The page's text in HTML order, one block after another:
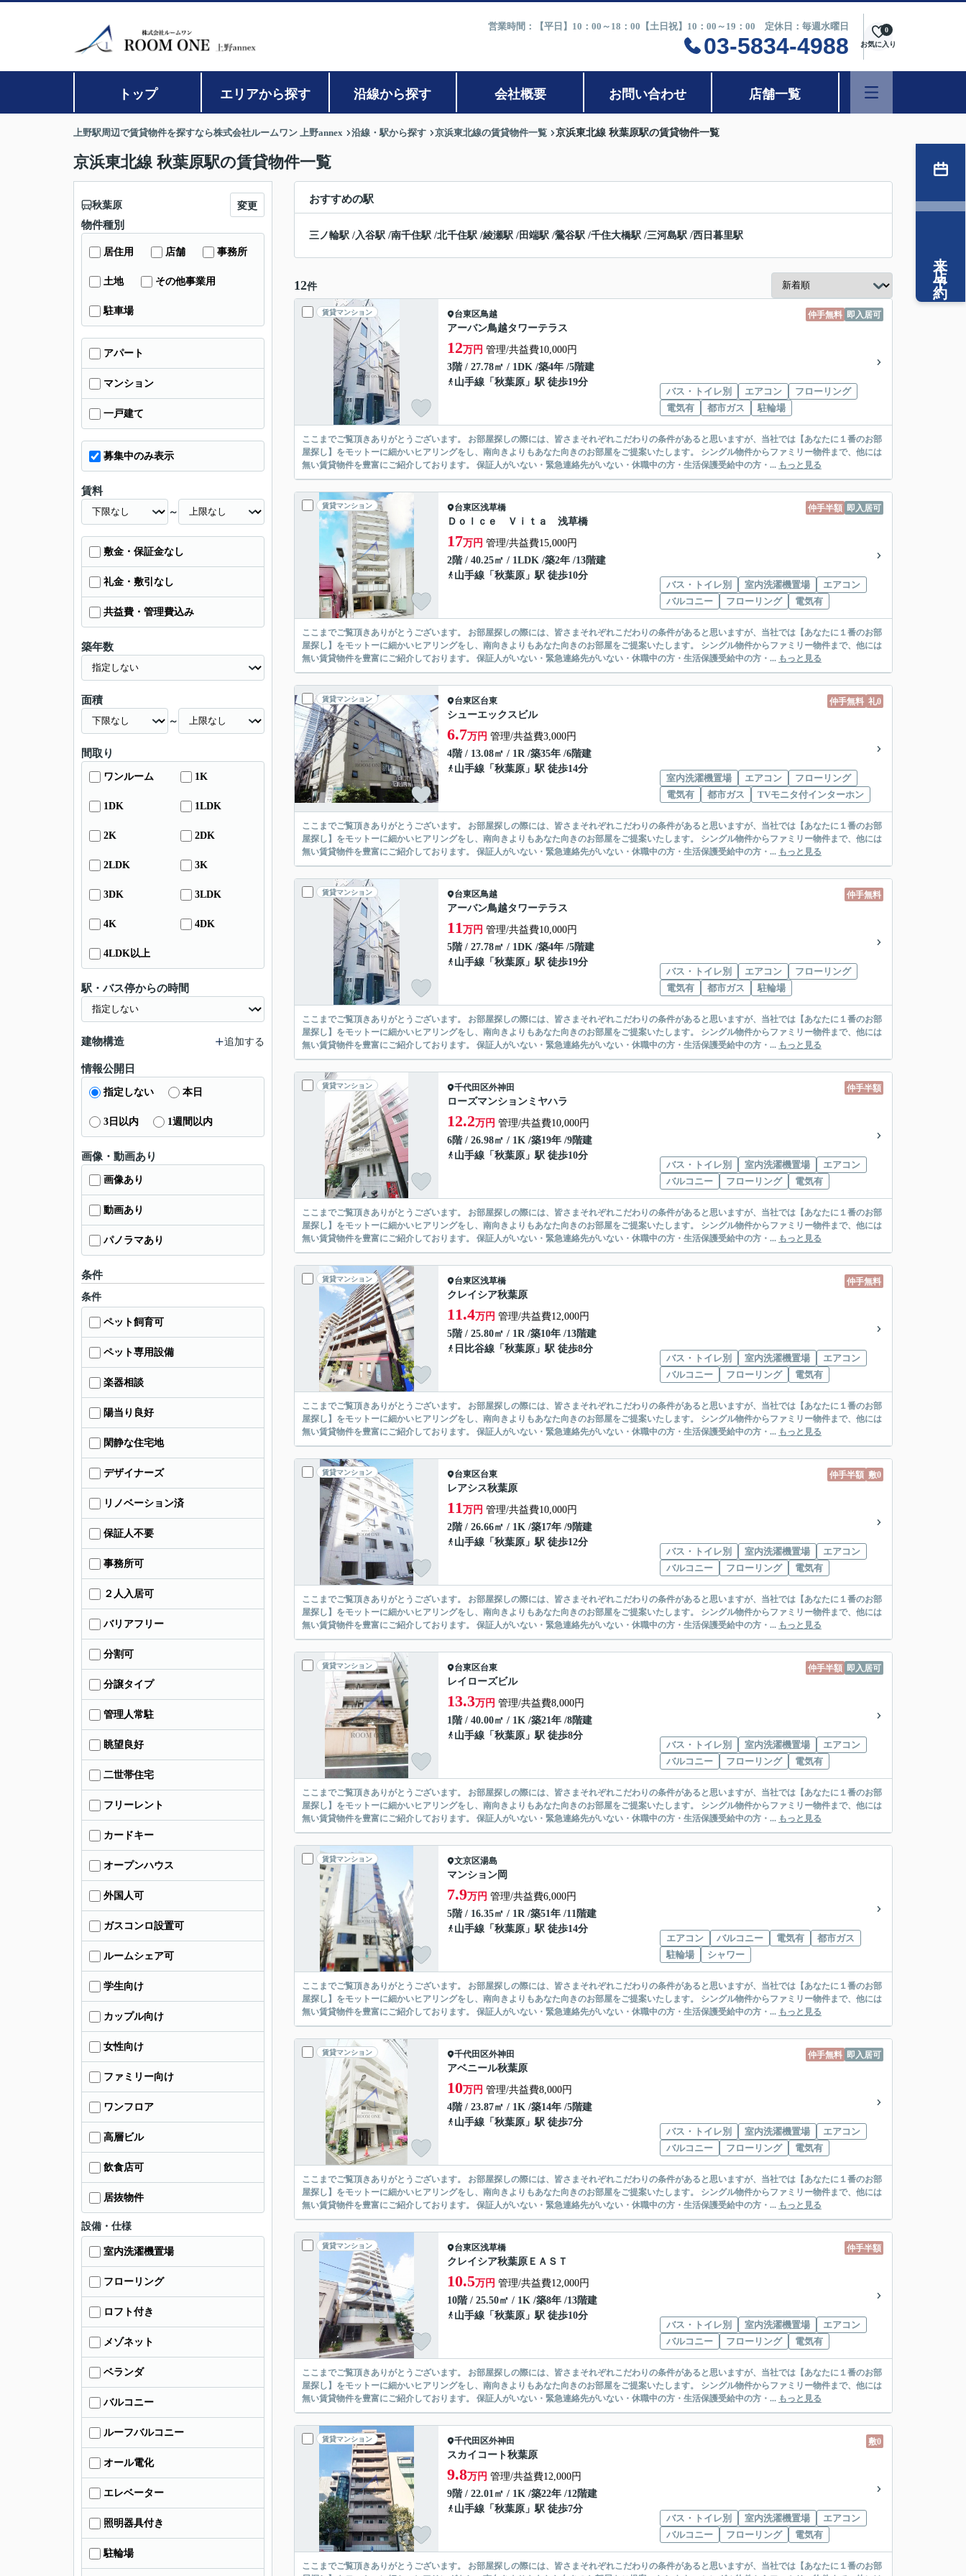
営業時間：【平日】10：00～18：00【土日祝】10：00～19：00 定休日：毎週水曜日
03-5834-4988 お気に入り
0
トップ エリアから探す 沿線から探す 会社概要 お問い合わせ 店舗一覧
上野駅周辺で賃貸物件を探すなら株式会社ルームワン 上野annex 沿線・駅から探す 京浜東北線の賃貸物件一覧 京浜東北線 秋葉原駅の賃貸物件一覧
京浜東北線 秋葉原駅の賃貸物件一覧
おすすめの駅
三ノ輪駅 /入谷駅 /南千住駅 /北千住駅 /綾瀬駅 /田端駅 /鶯谷駅 /千住大橋駅 /三河島駅 /西日暮里駅
12件
賃貸マンション 仲手無料 即入居可
台東区鳥越
アーバン鳥越タワーテラス
12万円 管理/共益費10,000円
3階 / 27.78㎡ / 1DK /築4年 /5階建
山手線 「 秋葉原 」駅 徒歩19分
バス・トイレ別
エアコン
フローリング
電気有
都市ガス 駐輪場
ここまでご覧頂きありがとうございます。 お部屋探しの際には、皆さまそれぞれこだわりの条件があると思いますが、当社では【あなたに１番のお部
屋探し】をモットーに細かいヒアリングをし、南向きよりもあなた向きのお部屋をご提案いたします。 シングル物件からファミリー物件まで、他には
無い賃貸物件を豊富にご紹介しております。 保証人がいない・緊急連絡先がいない・休職中の方・生活保護受給中の方・... もっと見る
賃貸マンション 仲手半額 即入居可
台東区浅草橋
Ｄｏｌｃｅ Ｖｉｔａ 浅草橋
17万円 管理/共益費15,000円
2階 / 40.25㎡ / 1LDK /築2年 /13階建
山手線 「 秋葉原 」駅 徒歩10分
バス・トイレ別
室内洗濯機置場
エアコン
バルコニー
フローリング 電気有
ここまでご覧頂きありがとうございます。 お部屋探しの際には、皆さまそれぞれこだわりの条件があると思いますが、当社では【あなたに１番のお部
屋探し】をモットーに細かいヒアリングをし、南向きよりもあなた向きのお部屋をご提案いたします。 シングル物件からファミリー物件まで、他には
無い賃貸物件を豊富にご紹介しております。 保証人がいない・緊急連絡先がいない・休職中の方・生活保護受給中の方・... もっと見る
賃貸マンション 仲手無料 礼0
台東区台東
シューエックスビル
6.7万円 管理/共益費3,000円
4階 / 13.08㎡ / 1R /築35年 /6階建
山手線 「 秋葉原 」駅 徒歩14分
室内洗濯機置場
エアコン
フローリング
電気有
都市ガス TVモニタ付インターホン
ここまでご覧頂きありがとうございます。 お部屋探しの際には、皆さまそれぞれこだわりの条件があると思いますが、当社では【あなたに１番のお部
屋探し】をモットーに細かいヒアリングをし、南向きよりもあなた向きのお部屋をご提案いたします。 シングル物件からファミリー物件まで、他には
無い賃貸物件を豊富にご紹介しております。 保証人がいない・緊急連絡先がいない・休職中の方・生活保護受給中の方・... もっと見る
賃貸マンション 仲手無料
台東区鳥越
アーバン鳥越タワーテラス
11万円 管理/共益費10,000円
5階 / 27.78㎡ / 1DK /築4年 /5階建
山手線 「 秋葉原 」駅 徒歩19分
バス・トイレ別
エアコン
フローリング
電気有
都市ガス 駐輪場
ここまでご覧頂きありがとうございます。 お部屋探しの際には、皆さまそれぞれこだわりの条件があると思いますが、当社では【あなたに１番のお部
屋探し】をモットーに細かいヒアリングをし、南向きよりもあなた向きのお部屋をご提案いたします。 シングル物件からファミリー物件まで、他には
無い賃貸物件を豊富にご紹介しております。 保証人がいない・緊急連絡先がいない・休職中の方・生活保護受給中の方・... もっと見る
賃貸マンション 仲手半額
千代田区外神田
ローズマンションミヤハラ
12.2万円 管理/共益費10,000円
6階 / 26.98㎡ / 1K /築19年 /9階建
山手線 「 秋葉原 」駅 徒歩10分
バス・トイレ別
室内洗濯機置場
エアコン
バルコニー
フローリング 電気有
ここまでご覧頂きありがとうございます。 お部屋探しの際には、皆さまそれぞれこだわりの条件があると思いますが、当社では【あなたに１番のお部
屋探し】をモットーに細かいヒアリングをし、南向きよりもあなた向きのお部屋をご提案いたします。 シングル物件からファミリー物件まで、他には
無い賃貸物件を豊富にご紹介しております。 保証人がいない・緊急連絡先がいない・休職中の方・生活保護受給中の方・... もっと見る
賃貸マンション 仲手無料
台東区浅草橋
クレイシア秋葉原
11.4万円 管理/共益費12,000円
5階 / 25.80㎡ / 1R /築10年 /13階建
日比谷線 「 秋葉原 」駅 徒歩8分
バス・トイレ別
室内洗濯機置場
エアコン
バルコニー
フローリング 電気有
ここまでご覧頂きありがとうございます。 お部屋探しの際には、皆さまそれぞれこだわりの条件があると思いますが、当社では【あなたに１番のお部
屋探し】をモットーに細かいヒアリングをし、南向きよりもあなた向きのお部屋をご提案いたします。 シングル物件からファミリー物件まで、他には
無い賃貸物件を豊富にご紹介しております。 保証人がいない・緊急連絡先がいない・休職中の方・生活保護受給中の方・... もっと見る
賃貸マンション 仲手半額 敷0
台東区台東
レアシス秋葉原
11万円 管理/共益費10,000円
2階 / 26.66㎡ / 1K /築17年 /9階建
山手線 「 秋葉原 」駅 徒歩12分
バス・トイレ別
室内洗濯機置場
エアコン
バルコニー
フローリング 電気有
ここまでご覧頂きありがとうございます。 お部屋探しの際には、皆さまそれぞれこだわりの条件があると思いますが、当社では【あなたに１番のお部
屋探し】をモットーに細かいヒアリングをし、南向きよりもあなた向きのお部屋をご提案いたします。 シングル物件からファミリー物件まで、他には
無い賃貸物件を豊富にご紹介しております。 保証人がいない・緊急連絡先がいない・休職中の方・生活保護受給中の方・... もっと見る
賃貸マンション 仲手半額 即入居可
台東区台東
レイローズビル
13.3万円 管理/共益費8,000円
1階 / 40.00㎡ / 1K /築21年 /8階建
山手線 「 秋葉原 」駅 徒歩8分
バス・トイレ別
室内洗濯機置場
エアコン
バルコニー
フローリング 電気有
ここまでご覧頂きありがとうございます。 お部屋探しの際には、皆さまそれぞれこだわりの条件があると思いますが、当社では【あなたに１番のお部
屋探し】をモットーに細かいヒアリングをし、南向きよりもあなた向きのお部屋をご提案いたします。 シングル物件からファミリー物件まで、他には
無い賃貸物件を豊富にご紹介しております。 保証人がいない・緊急連絡先がいない・休職中の方・生活保護受給中の方・... もっと見る
賃貸マンション 文京区湯島
マンション岡
7.9万円 管理/共益費6,000円
5階 / 16.35㎡ / 1R /築51年 /11階建
山手線 「 秋葉原 」駅 徒歩14分
エアコン
バルコニー 電気有
都市ガス
駐輪場
シャワー
ここまでご覧頂きありがとうございます。 お部屋探しの際には、皆さまそれぞれこだわりの条件があると思いますが、当社では【あなたに１番のお部
屋探し】をモットーに細かいヒアリングをし、南向きよりもあなた向きのお部屋をご提案いたします。 シングル物件からファミリー物件まで、他には
無い賃貸物件を豊富にご紹介しております。 保証人がいない・緊急連絡先がいない・休職中の方・生活保護受給中の方・... もっと見る
賃貸マンション 仲手無料 即入居可
千代田区外神田
アベニール秋葉原
10万円 管理/共益費8,000円
4階 / 23.87㎡ / 1K /築14年 /5階建
山手線 「 秋葉原 」駅 徒歩7分
バス・トイレ別
室内洗濯機置場
エアコン
バルコニー
フローリング 電気有
ここまでご覧頂きありがとうございます。 お部屋探しの際には、皆さまそれぞれこだわりの条件があると思いますが、当社では【あなたに１番のお部
屋探し】をモットーに細かいヒアリングをし、南向きよりもあなた向きのお部屋をご提案いたします。 シングル物件からファミリー物件まで、他には
無い賃貸物件を豊富にご紹介しております。 保証人がいない・緊急連絡先がいない・休職中の方・生活保護受給中の方・... もっと見る
賃貸マンション 仲手半額
台東区浅草橋
クレイシア秋葉原ＥＡＳＴ
10.5万円 管理/共益費12,000円
10階 / 25.50㎡ / 1K /築8年 /13階建
山手線 「 秋葉原 」駅 徒歩10分
バス・トイレ別
室内洗濯機置場
エアコン
バルコニー
フローリング 電気有
ここまでご覧頂きありがとうございます。 お部屋探しの際には、皆さまそれぞれこだわりの条件があると思いますが、当社では【あなたに１番のお部
屋探し】をモットーに細かいヒアリングをし、南向きよりもあなた向きのお部屋をご提案いたします。 シングル物件からファミリー物件まで、他には
無い賃貸物件を豊富にご紹介しております。 保証人がいない・緊急連絡先がいない・休職中の方・生活保護受給中の方・... もっと見る
賃貸マンション 敷0
千代田区外神田
スカイコート秋葉原
9.8万円 管理/共益費12,000円
9階 / 22.01㎡ / 1K /築22年 /12階建
山手線 「 秋葉原 」駅 徒歩7分
バス・トイレ別
室内洗濯機置場
エアコン
バルコニー
フローリング 電気有
ここまでご覧頂きありがとうございます。 お部屋探しの際には、皆さまそれぞれこだわりの条件があると思いますが、当社では【あなたに１番のお部
秋葉原 変更
物件種別
居住用 店舗 事務所
土地 その他事業用
駐車場
アパート
マンション
一戸建て
募集中のみ表示
賃料
～
敷金・保証金なし
礼金・敷引なし
共益費・管理費込み
築年数
面積
～
間取り
ワンルーム 1K
1DK 1LDK
2K 2DK
2LDK 3K
3DK 3LDK
4K 4DK
4LDK以上
駅・バス停からの時間
建物構造 追加する
情報公開日
指定しない 本日
3日以内 1週間以内
画像・動画あり
画像あり
動画あり
パノラマあり
条件
条件
ペット飼育可
ペット専用設備
楽器相談
陽当り良好
閑静な住宅地
デザイナーズ
リノベーション済
保証人不要
事務所可
２人入居可
バリアフリー
分割可
分譲タイプ
管理人常駐
眺望良好
二世帯住宅
フリーレント
カードキー
オープンハウス
外国人可
ガスコンロ設置可
ルームシェア可
学生向け
カップル向け
女性向け
ファミリー向け
ワンフロア
高層ビル
飲食店可
居抜物件
設備・仕様
室内洗濯機置場
フローリング
ロフト付き
メゾネット
ベランダ
バルコニー
ルーフバルコニー
オール電化
エレベーター
照明器具付き
駐輪場
来店予約